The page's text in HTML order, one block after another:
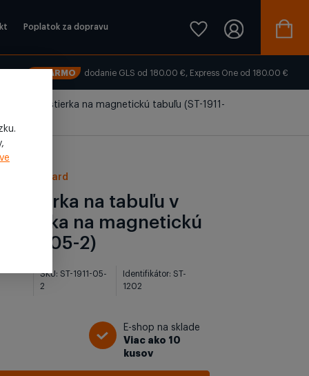
Poplatok za dopravu
ZADARMO dodanie GLS od 180.00 €, Express One od 180.00 €
sovy, stierka na magnetickú tabuľu (ST-1911-
whiteboard
stierka na tabuľu v
stierka na magnetickú
1911-05-2)
SKU: ST-1911-05-
2
Identifikátor: ST-
1202
E-shop na sklade
Viac ako 10
kusov